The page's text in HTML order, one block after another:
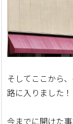
そしてここから
路に入りました！
今までに開けた